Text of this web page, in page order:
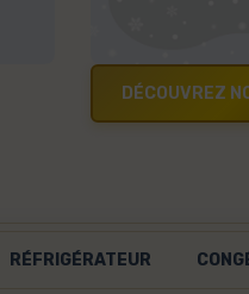
DÉCOUVREZ
RÉFRIGÉRATEUR